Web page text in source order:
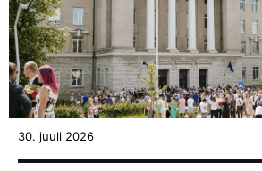
30. juuli 2026